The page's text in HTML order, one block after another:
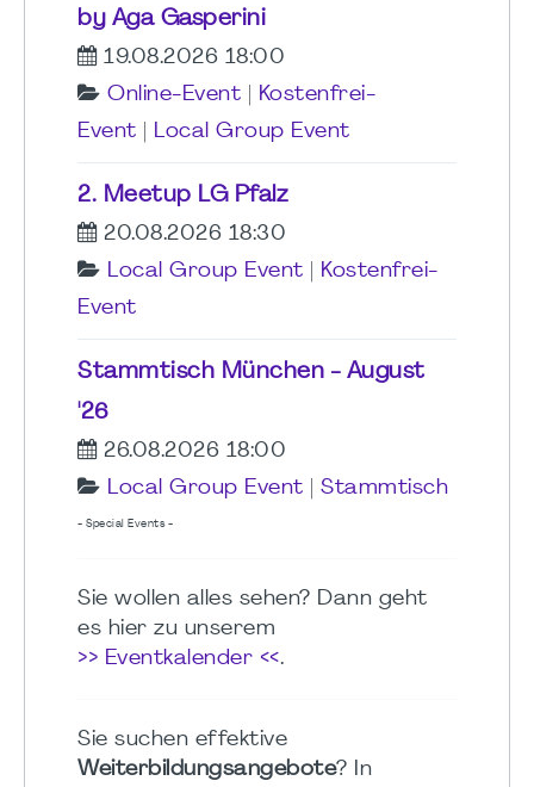
by Aga Gasperini
19.08.2026 18:00
Online-Event
Kostenfrei-
Event
Local Group Event
2. Meetup LG Pfalz
20.08.2026 18:30
Local Group Event
Kostenfrei-
Event
Stammtisch München - August
'26
26.08.2026 18:00
Local Group Event
Stammtisch
- Special Events -
Sie wollen alles sehen? Dann geht
es hier zu unserem
>> Eventkalender <<.
Sie suchen effektive
Weiterbildungsangebote? In